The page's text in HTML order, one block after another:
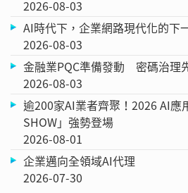
2026-08-03
AI時代下，企業網路現代化的下
2026-08-03
金融業PQC準備發動 密碼治理
2026-08-03
逾200家AI業者齊聚！2026 AI應
SHOW」強勢登場
2026-08-01
企業邁向全領域AI代理
2026-07-30